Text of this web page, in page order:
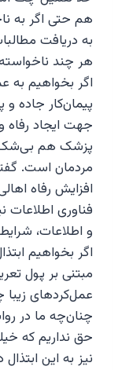
هم حتی اگر به
به دریافت
هر چند
اگر بخواهیم به
پیمان‌کار جاده و
جهت ایجاد رفاه
پزشک هم بی‌شک
مردمان است.
افزایش رفاه
فناوری اطلاعات
و اطلاعات،
اگر بخواهیم
مبتنی بر پول
عمل‌کردهای
چنان‌چه ما در
حق نداریم که
نیز به این